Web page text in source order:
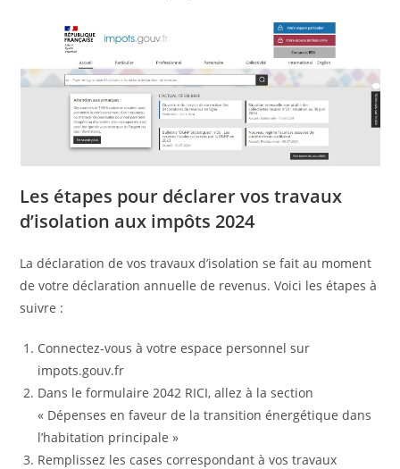
Les étapes pour déclarer vos travaux
d’isolation aux impôts 2024
La déclaration de vos travaux d’isolation se fait au moment
de votre déclaration annuelle de revenus. Voici les étapes à
suivre :
Connectez-vous à votre espace personnel sur
impots.gouv.fr
Dans le formulaire 2042 RICI, allez à la section
« Dépenses en faveur de la transition énergétique dans
l’habitation principale »
Remplissez les cases correspondant à vos travaux